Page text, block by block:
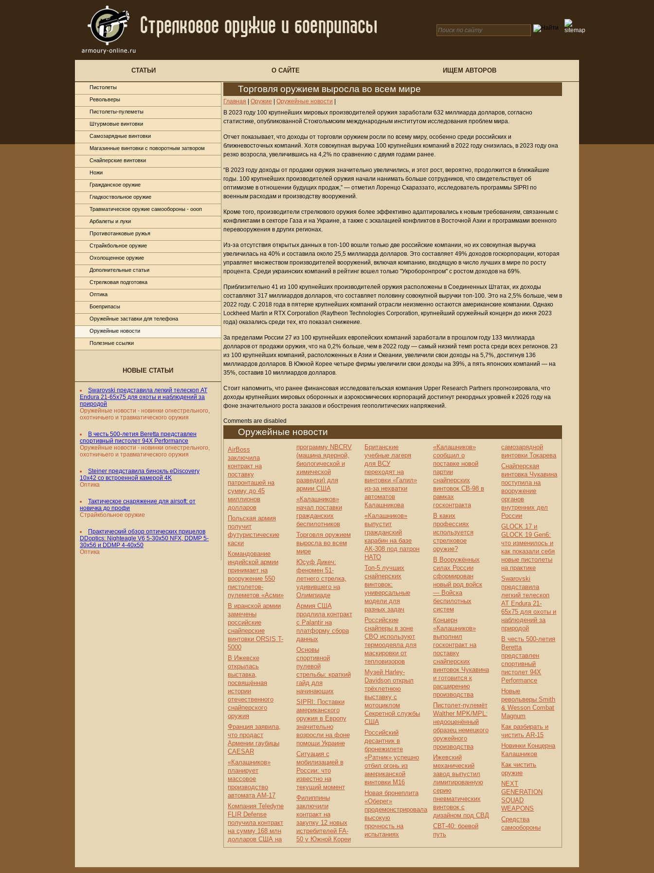
СТАТЬИ О САЙТЕ ИЩЕМ АВТОРОВ
Торговля оружием выросла во всем мире
Главная Оружие Оружейные новости
В 2023 году 100 крупнейших мировых производителей оружия заработали 632 миллиарда долларов, согласно
статистике, опубликованной Стокгольмским международным институтом исследования проблем мира.
Отчет показывает, что доходы от торговли оружием росли по всему миру, особенно среди российских и
ближневосточных компаний. Хотя совокупная выручка 100 крупнейших компаний в 2022 году снизилась, в 2023 году она
резко возросла, увеличившись на 4,2% по сравнению с двумя годами ранее.
“В 2023 году доходы от продажи оружия значительно увеличились, и этот рост, вероятно, продолжится в ближайшие
годы. 100 крупнейших производителей оружия начали нанимать больше сотрудников, что свидетельствует об
оптимизме в отношении будущих продаж,” — отметил Лоренцо Скараззато, исследователь программы SIPRI по
военным расходам и производству вооружений.
Кроме того, производители стрелкового оружия более эффективно адаптировались к новым требованиям, связанным с
конфликтами в секторе Газа и на Украине, а также с эскалацией конфликтов в Восточной Азии и программами военного
перевооружения в других регионах.
Из-за отсутствия открытых данных в топ-100 вошли только две российские компании, но их совокупная выручка
увеличилась на 40% и составила около 25,5 миллиарда долларов. Это составляет 49% доходов госкорпорации, которая
управляет множеством производителей вооружений, включая компанию, входящую в число лучших в мире по росту
процента. Среди украинских компаний в рейтинг вошел только "Укроборонпром" с ростом доходов на 69%.
Приблизительно 41 из 100 крупнейших производителей оружия расположены в Соединенных Штатах, их доходы
составляют 317 миллиардов долларов, что составляет половину совокупной выручки топ-100. Это на 2,5% больше, чем в
2022 году. С 2018 года в пятерке крупнейших компаний отрасли неизменно остаются американские компании. Однако
Lockheed Martin и RTX Corporation (Raytheon Technologies Corporation, крупнейший оружейный концерн до июня 2023
года) оказались среди тех, кто показал снижение.
За пределами России 27 из 100 крупнейших европейских компаний заработали в прошлом году 133 миллиарда
долларов от продажи оружия, что на 0,2% больше, чем в 2022 году — самый низкий темп роста среди всех регионов. 23
из 100 крупнейших компаний, расположенных в Азии и Океании, увеличили свои доходы на 5,7%, достигнув 136
миллиардов долларов. В Южной Корее четыре фирмы увеличили свои доходы на 39%, а пять японских компаний — на
35%, составив 10 миллиардов долларов.
Стоит напомнить, что ранее финансовая исследовательская компания Upper Research Partners прогнозировала, что
доходы крупнейших мировых оборонных и аэрокосмических корпораций достигнут рекордных уровней к 2026 году на
фоне значительного роста заказов и обострения геополитических напряжений.
Comments are disabled
Оружейные новости
AirBoss
заключила
контракт на
поставку
патронташей на
сумму до 45
миллионов
долларов
Польская армия
получит
футуристические
каски
Командование
индийской армии
принимает на
вооружение 550
пистолетов-
пулеметов «Асми»
В иранской армии
замечены
российские
снайперские
винтовки ORSIS T-
5000
В Ижевске
открылась
выставка,
посвящённая
истории
отечественного
снайперского
оружия
Франция заявила,
что продаст
Армении гаубицы
CAESAR
«Калашников»
планирует
массовое
производство
автомата АМ-17
Компания Teledyne
FLIR Defense
получила контракт
на сумму 168 млн
долларов США на
программу NBCRV
(машина ядерной,
биологической и
химической
разведки) для
армии США
«Калашников»
начал поставки
гражданских
беспилотников
Торговля оружием
выросла во всем
мире
Юсуф Дикеч:
феномен 51-
летнего стрелка,
удивившего на
Олимпиаде
Армия США
продлила контракт
с Palantir на
платформу сбора
данных
Основы
спортивной
пулевой
стрельбы: краткий
гайд для
начинающих
SIPRI: Поставки
американского
оружия в Европу
значительно
возросли на фоне
помощи Украине
Ситуация с
мобилизацией в
России: что
известно на
текущий момент
Филиппины
заключили
контракт на
закупку 12 новых
истребителей FA-
50 у Южной Кореи
Британские
учебные лагеря
для ВСУ
переходят на
винтовки «Галил»
из-за нехватки
автоматов
Калашникова
«Калашников»
выпустит
гражданский
карабин на базе
АК-308 под патрон
НАТО
Топ-5 лучших
снайперских
винтовок:
универсальные
модели для
разных задач
Российские
снайперы в зоне
СВО используют
термоодеяла для
маскировки от
тепловизоров
Музей Harley-
Davidson открыл
трёхлетнюю
выставку с
мотоциклом
Секретной службы
США
Российский
десантник в
бронежилете
«Ратник» успешно
отбил огонь из
американской
винтовки М16
Новая бронеплита
«Оберег»
продемонстрировала
высокую
прочность на
испытаниях
«Калашников»
сообщил о
поставке новой
партии
снайперских
винтовок СВ‑98 в
рамках
госконтракта
В каких
профессиях
используется
стрелковое
оружие?
В Вооружённых
силах России
сформирован
новый род войск
— Войска
беспилотных
систем
Концерн
«Калашников»
выполнил
госконтракт на
поставку
снайперских
винтовок Чукавина
и готовится к
расширению
производства
Пистолет-пулемёт
Walther MPK/MPL:
недооценённый
образец немецкого
оружейного
производства
Ижевский
механический
завод выпустил
лимитированную
серию
пневматических
винтовок с
дизайном под СВД
СВТ-40: боевой
путь
самозарядной
винтовки Токарева
Снайперская
винтовка Чукавина
поступила на
вооружение
органов
внутренних дел
России
GLOCK 17 и
GLOCK 19 Gen6:
что изменилось и
как показали себя
новые пистолеты
на практике
Swarovski
представила
легкий телескоп
AT Endura 21-
65x75 для охоты и
наблюдений за
природой
В честь 500-летия
Beretta
представлен
спортивный
пистолет 94X
Performance
Новые
револьверы Smith
& Wesson Combat
Magnum
Как разбирать и
чистить AR-15
Новинки Концерна
Калашников
Как чистить
оружие
NEXT
GENERATION
SQUAD
WEAPONS
Средства
самообороны
Пистолеты
Револьверы
Пистолеты-пулеметы
Штурмовые винтовки
Самозарядные винтовки
Магазинные винтовки с поворотным затвором
Снайперские винтовки
Ножи
Гражданское оружие
Гладкоствольное оружие
Травматическое оружие самообороны - оооп
Арбалеты и луки
Противотанковые ружья
Страйкбольное оружие
Охолощенное оружие
Дополнительные статьи
Стрелковая подготовка
Оптика
Боеприпасы
Оружейные заставки для телефона
Оружейные новости
Полезные ссылки
НОВЫЕ СТАТЬИ
Swarovski представила легкий телескоп AT
Endura 21-65x75 для охоты и наблюдений за
природой
Оружейные новости - новинки огнестрельного,
охотничьего и травматического оружия
В честь 500-летия Beretta представлен
спортивный пистолет 94X Performance
Оружейные новости - новинки огнестрельного,
охотничьего и травматического оружия
Steiner представила бинокль eDiscovery
10x42 со встроенной камерой 4K
Оптика
Тактическое снаряжение для airsoft: от
новичка до профи
Страйкбольное оружие
Практический обзор оптических прицелов
DDoptics: Nighteagle V6 5-30x50 NFX, DDMP 5-
30x56 и DDMP 4-40x50
Оптика